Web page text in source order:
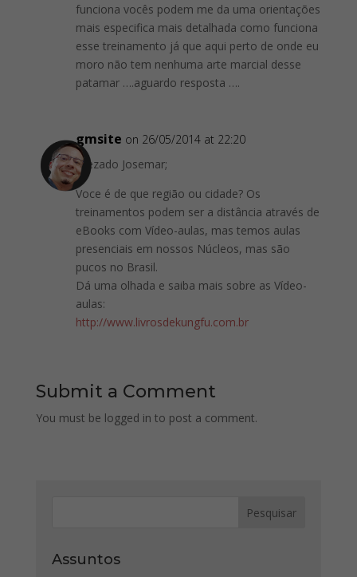
funciona vocês podem me da uma orientações
mais especifica mais detalhada como funciona
esse treinamento já que aqui perto de onde eu
moro não tem nenhuma arte marcial desse
patamar ….aguardo resposta ….
gmsite on 26/05/2014 at 22:20
Prezado Josemar;
Voce é de que região ou cidade? Os
treinamentos podem ser a distância através de
eBooks com Vídeo-aulas, mas temos aulas
presenciais em nossos Núcleos, mas são
pucos no Brasil.
Dá uma olhada e saiba mais sobre as Vídeo-
aulas:
http://www.livrosdekungfu.com.br
Submit a Comment
You must be logged in to post a comment.
Assuntos